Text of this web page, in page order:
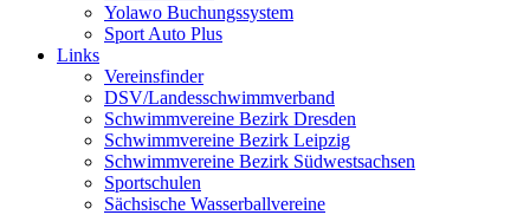
Yolawo Buchungssystem
Sport Auto Plus
Links
Vereinsfinder
DSV/Landesschwimmverband
Schwimmvereine Bezirk Dresden
Schwimmvereine Bezirk Leipzig
Schwimmvereine Bezirk Südwestsachsen
Sportschulen
Sächsische Wasserballvereine